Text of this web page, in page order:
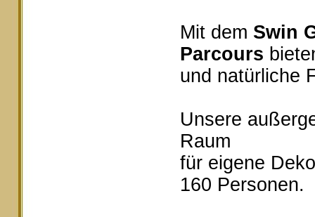
Mit dem Swin
Parcours
und natürliche
Unsere
Raum
für eigene
160 Personen.